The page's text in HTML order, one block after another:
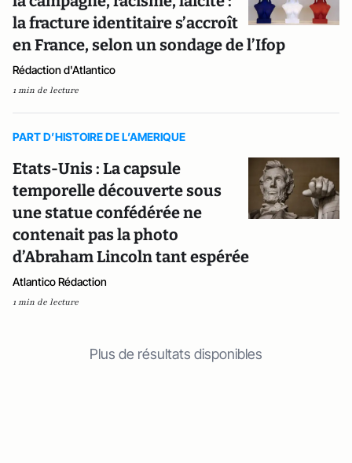
la fracture identitaire s’accroît
en France, selon un sondage de l’Ifop
Rédaction d'Atlantico
1 min de lecture
PART D’HISTOIRE DE L’AMERIQUE
Etats-Unis : La capsule
temporelle découverte sous
une statue confédérée ne
contenait pas la photo
d’Abraham Lincoln tant espérée
Atlantico Rédaction
1 min de lecture
Plus de résultats disponibles